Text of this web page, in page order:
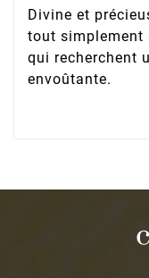
Divine et
tout simplement
qui recherchent
envoûtante.